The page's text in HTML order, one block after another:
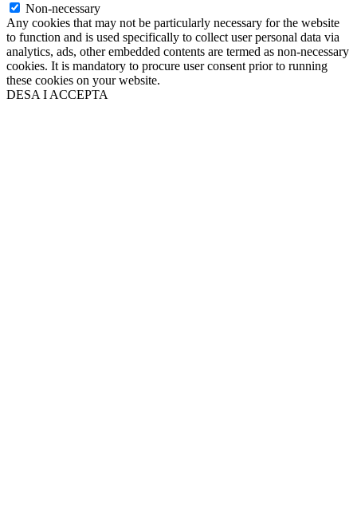
Non-necessary
Any cookies that may not be particularly necessary for the website
to function and is used specifically to collect user personal data via
analytics, ads, other embedded contents are termed as non-necessary
cookies. It is mandatory to procure user consent prior to running
these cookies on your website.
DESA I ACCEPTA